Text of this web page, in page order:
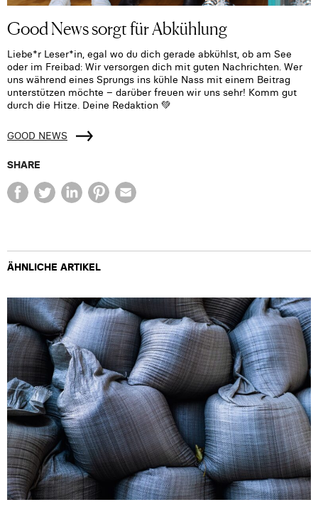
Good News sorgt für Abkühlung
Liebe*r Leser*in, egal wo du dich gerade abkühlst, ob am See
oder im Freibad: Wir versorgen dich mit guten Nachrichten. Wer
uns während eines Sprungs ins kühle Nass mit einem Beitrag
unterstützen möchte – darüber freuen wir uns sehr! Komm gut
durch die Hitze. Deine Redaktion 💚
GOOD NEWS
SHARE
ÄHNLICHE ARTIKEL